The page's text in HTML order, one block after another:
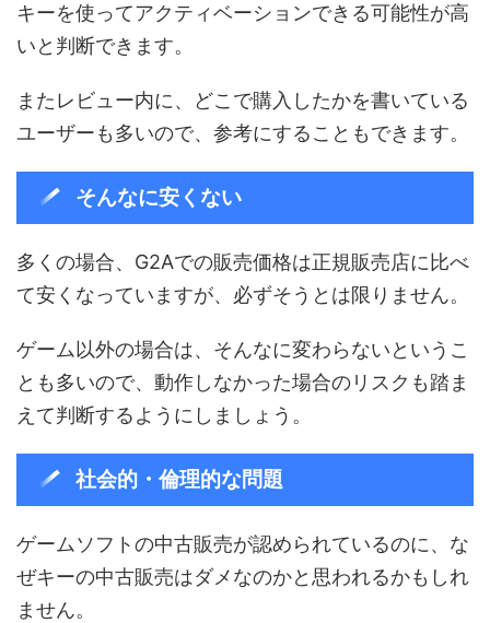
キーを使ってアクティベーションできる可能性が高
いと判断できます。
またレビュー内に、どこで購入したかを書いている
ユーザーも多いので、参考にすることもできます。
そんなに安くない
多くの場合、G2Aでの販売価格は正規販売店に比べ
て安くなっていますが、必ずそうとは限りません。
ゲーム以外の場合は、そんなに変わらないというこ
とも多いので、動作しなかった場合のリスクも踏ま
えて判断するようにしましょう。
社会的・倫理的な問題
ゲームソフトの中古販売が認められているのに、な
ぜキーの中古販売はダメなのかと思われるかもしれ
ません。